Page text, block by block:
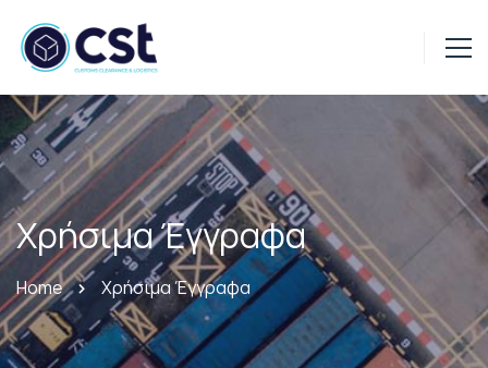
Χρήσιμα Έγγραφα
Home Χρήσιμα Έγγραφα